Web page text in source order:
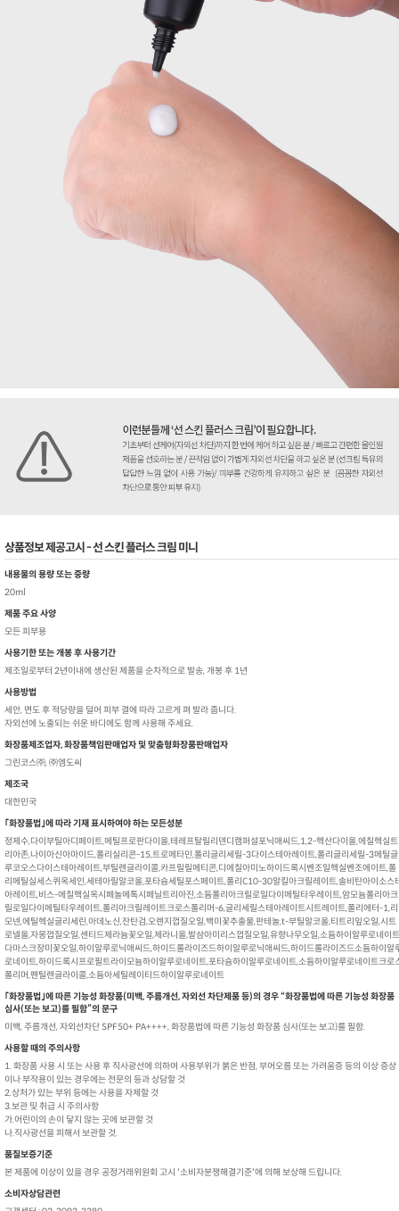
상품정보 제공고시 - 선 스킨 플러스 크림 미니
내용물의 용량 또는 중량
20ml
제품 주요 사양
모든 피부용
사용기한 또는 개봉 후 사용기간
제조일로부터 2년이내에 생산된 제품을 순차적으로 발송, 개봉 후 1년
사용방법
세안, 면도 후 적당량을 덜어 피부 결에 따라 고르게 펴 발라 줍니다.
자외선에 노출되는 쉬운 바디에도 함께 사용해 주세요.
화장품제조업자, 화장품책임판매업자 및 맞춤형화장품판매업자
그린코스㈜, ㈜엠도씨
제조국
대한민국
｢화장품법｣에 따라 기재 표시하여야 하는 모든성분
정제수,다이부틸아디페이트,메틸프로판다이올,테레프탈릴리덴디캠퍼설포닉애씨드,1,2-헥산다이올,에칠헥실트
리아존,나이아신아마이드,폴리실리콘-15,트로메타민,폴리글리세릴-3다이스테아레이트,폴리글리세릴-3메틸글
루코오스다이스테아레이트,부틸렌글라이콜,카프릴릴메티콘,디에칠아미노하이드록시벤조일헥실벤조에이트,폴
리메틸실세스퀴옥세인,세테아릴알코올,포타슘세틸포스페이트,폴리C10-30알킬아크릴레이트,솔비탄아이소스
아레이트,비스-에칠헥실옥시페놀메톡시페닐트리아진,소듐폴리아크릴로일다이메틸타우레이트,암모늄폴리아크
릴로일다이메틸타우레이트,폴리아크릴레이트크로스폴리머-6,글리세릴스테아레이트시트레이트,폴리에터-1,리
모넨,에틸헥실글리세린,아데노신,잔탄검,오렌지껍질오일,백미꽃추출물,판테놀,t-부틸알코올,티트리잎오일,시트
로넬올,자몽껍질오일,센티드제라늄꽃오일,제라니올,발삼아미리스껍질오일,유향나무오일,소듐하이알루로네이
다마스크장미꽃오일,하이알루로닉애씨드,하이드롤라이즈드하이알루로닉애씨드,하이드롤라이즈드소듐하이알
로네이트,하이드록시프로필트라이모늄하이알루로네이트,포타슘하이알루로네이트,소듐하이알루로네이트크로
폴리머,펜틸렌글라이콜,소듐아세틸레이티드하이알루로네이트
｢화장품법｣에 따른 기능성 화장품(미백, 주름개선, 자외선 차단제품 등)의 경우 “화장품법에 따른 기능성 화장품
심사(또는 보고)를 필함”의 문구
미백, 주름개선, 자외선차단 SPF50+ PA++++, 화장품법에 따른 기능성 화장품 심사(또는 보고)를 필함.
사용할 때의 주의사항
1. 화장품 사용 시 또는 사용 후 직사광선에 의하여 사용부위가 붉은 반점, 부어오름 또는 가려움증 등의 이상 증상
이나 부작용이 있는 경우에는 전문의 등과 상담할 것
2.상처가 있는 부위 등에는 사용을 자제할 것
3.보관 및 취급 시 주의사항
가.어린이의 손이 닿지 않는 곳에 보관할 것
나.직사광선을 피해서 보관할 것.
품질보증기준
본 제품에 이상이 있을 경우 공정거래위원회 고시 '소비자분쟁해결기준'에 의해 보상해 드립니다.
소비자상담관련